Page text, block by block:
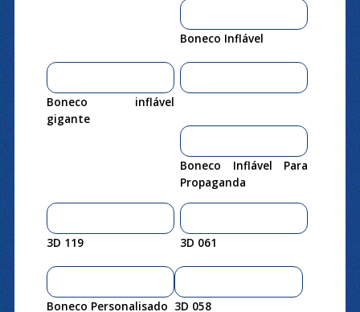
Boneco Inflável
Boneco inflável
gigante
Boneco Inflável Para
Propaganda
3D 119 3D 061
Boneco Personalisado 3D 058